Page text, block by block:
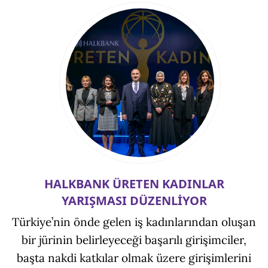
HALKBANK ÜRETEN KADINLAR
YARIŞMASI DÜZENLİYOR
Türkiye’nin önde gelen iş kadınlarından oluşan
bir jürinin belirleyeceği başarılı girişimciler,
başta nakdi katkılar olmak üzere girişimlerini